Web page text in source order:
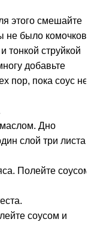
этого смешайте
не было комочков.
тонкой струйкой
добавьте
пор, пока соус не
Дно
слой три листа
Полейте
соусом и